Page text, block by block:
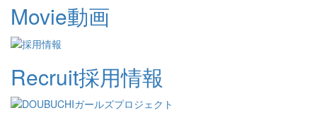
Movie動画
Recruit採用情報